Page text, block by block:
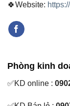
🍀Website:
Phòng kinh
✅KD online :